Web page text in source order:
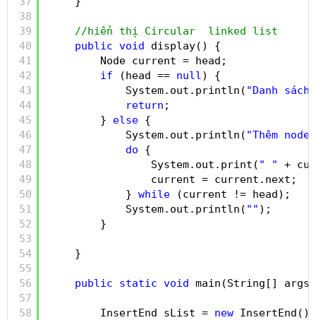
38
39
40
41
42
43
44
45
46
47
48
49
50
51
52
53
54
55
56
57
58
//hiển thị Circular  linked list
public void
display() {
Node current = head;
if
(head == null) {
System.out.println( "Danh
return ;
} else {
System.out.println( "Thêm
do
{
System.out.print( " "
+
current = current.next;
} while
(current != head);
System.out.println( "" );
}
}
public static void main(String[]
InsertEnd sList = new InsertEnd();